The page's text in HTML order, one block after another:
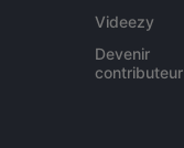
Videezy
Devenir
contributeur